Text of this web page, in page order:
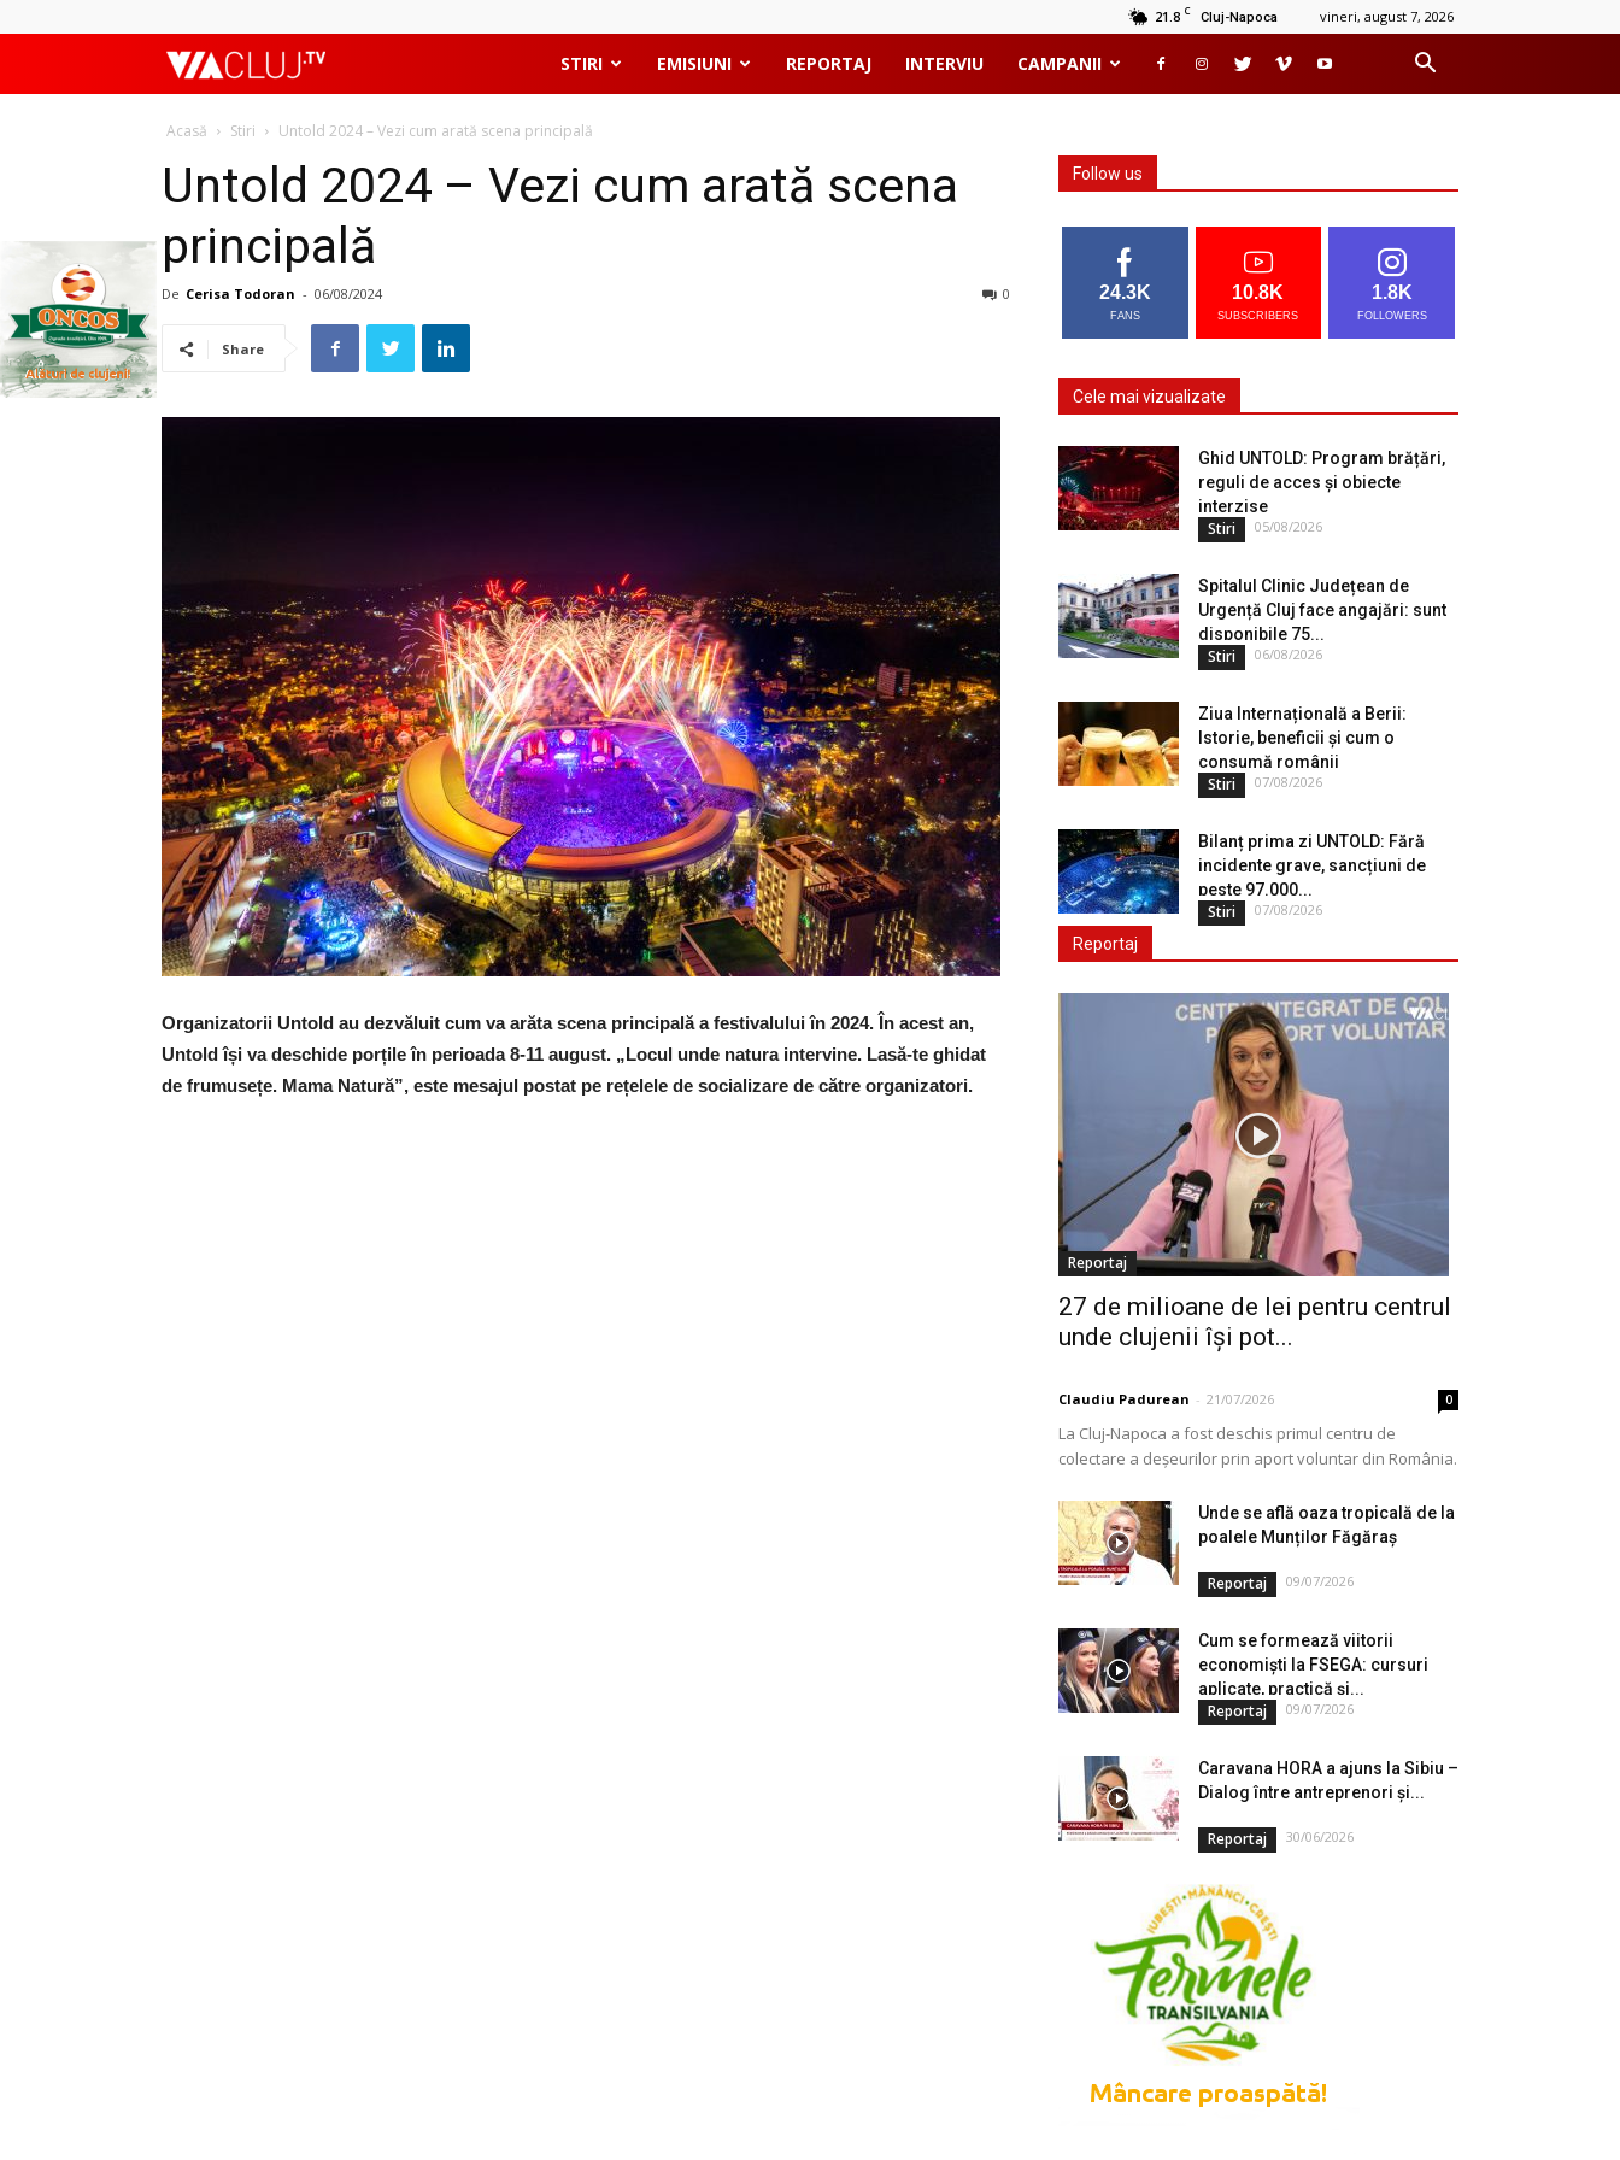
21.8 C Cluj-Napoca vineri, august 7, 2026
ViaClujTV STIRI EMISIUNI REPORTAJ INTERVIU CAMPANII
Acasă Stiri Untold 2024 – Vezi cum arată scena principală
Untold 2024 – Vezi cum arată scena
principală
De Cerisa Todoran - 06/08/2024 0
Share
Organizatorii Untold au dezvăluit cum va arăta scena principală a festivalului în 2024. În acest an,
Untold își va deschide porțile în perioada 8-11 august. „Locul unde natura intervine. Lasă-te ghidat
de frumusețe. Mama Natură”, este mesajul postat pe rețelele de socializare de către organizatori.
Follow us
24.3K
FANS
10.8K
SUBSCRIBERS
1.8K
FOLLOWERS
Cele mai vizualizate
Ghid UNTOLD: Program brățări,
reguli de acces și obiecte
interzise
Stiri 05/08/2026
Spitalul Clinic Județean de
Urgență Cluj face angajări: sunt
disponibile 75...
Stiri 06/08/2026
Ziua Internațională a Berii:
Istorie, beneficii și cum o
consumă românii
Stiri 07/08/2026
Bilanț prima zi UNTOLD: Fără
incidente grave, sancțiuni de
peste 97.000...
Stiri 07/08/2026
Reportaj
Reportaj
27 de milioane de lei pentru centrul
unde clujenii își pot...
Claudiu Padurean - 21/07/2026 0
La Cluj-Napoca a fost deschis primul centru de
colectare a deșeurilor prin aport voluntar din România.
Unde se află oaza tropicală de la
poalele Munților Făgăraș
Reportaj 09/07/2026
Cum se formează viitorii
economiști la FSEGA: cursuri
aplicate, practică și...
Reportaj 09/07/2026
Caravana HORA a ajuns la Sibiu –
Dialog între antreprenori și...
Reportaj 30/06/2026